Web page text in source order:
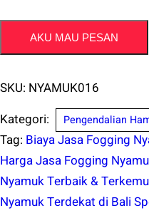
AKU MAU PESAN
SKU: NYAMUK016
Kategori:
Pengendalian
Tag: Biaya Jasa Fogging
Harga Jasa Fogging
Nyamuk Terbaik &
Nyamuk Terdekat di Bali